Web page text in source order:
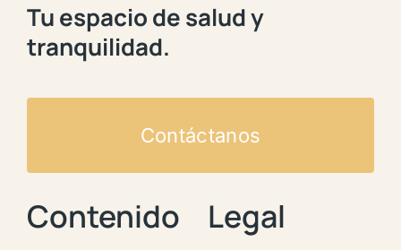
Tu espacio de salud y
tranquilidad.
Contáctanos
Contenido Legal